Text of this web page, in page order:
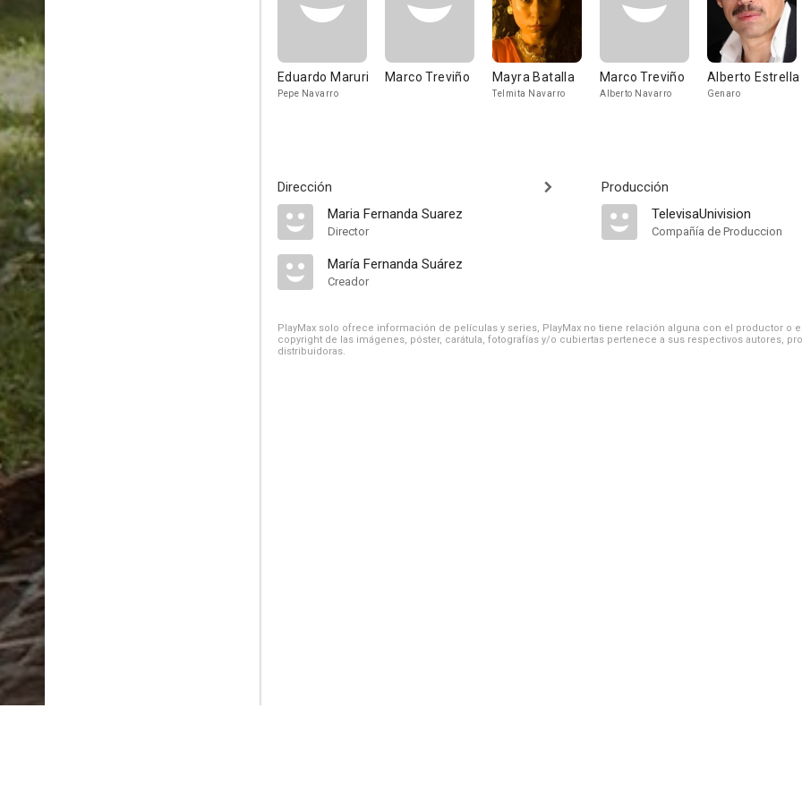
Eduardo Maruri
Pepe Navarro
Marco Treviño Mayra Batalla
Telmita Navarro
Marco Treviño
Alberto Navarro
Alberto Estrella
Genaro
Dirección
Maria Fernanda Suarez
Director
María Fernanda Suárez
Creador
Producción
TelevisaUnivision
Compañía de Produccion
PlayMax solo ofrece información de películas y series, PlayMax no tiene relación alguna con el productor o
copyright de las imágenes, póster, carátula, fotografías y/o cubiertas pertenece a sus respectivos autores,
distribuidoras.